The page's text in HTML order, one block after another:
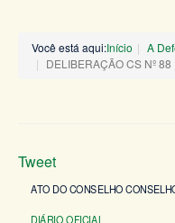
Você está aqui:Início A
DELIBERAÇÃO CS Nº
Tweet
ATO DO CONSELHO
DIÁRIO OFICIAL